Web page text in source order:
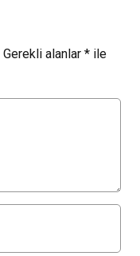
Gerekli alanlar * ile